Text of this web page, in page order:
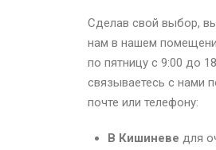
Сделав свой выбор,
нам в нашем
по пятницу с 9:00 до
связываетесь с нами
почте или телефону:
В Кишиневе для